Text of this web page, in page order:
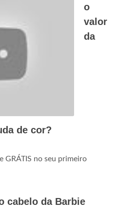
o
valor
da
de cor?
GRÁTIS no seu primeiro
cabelo da Barbie